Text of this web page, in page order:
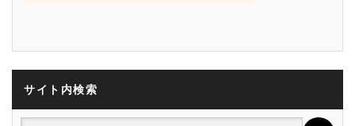
サイト内検索